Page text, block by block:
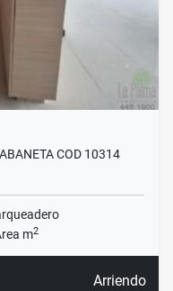
COD 10314
m2
Arriendo